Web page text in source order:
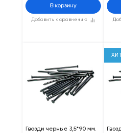
Добавить к сравнению
В корзину
Гвозди черные 3,5*90 мм.